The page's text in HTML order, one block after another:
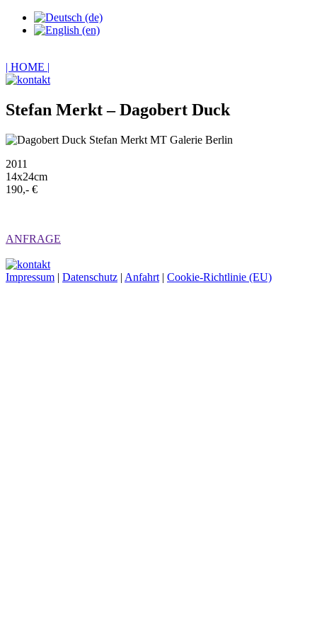
| HOME |
Stefan Merkt – Dagobert Duck
2011
14x24cm
190,- €
ANFRAGE
Impressum | Datenschutz | Anfahrt | Cookie-Richtlinie (EU)